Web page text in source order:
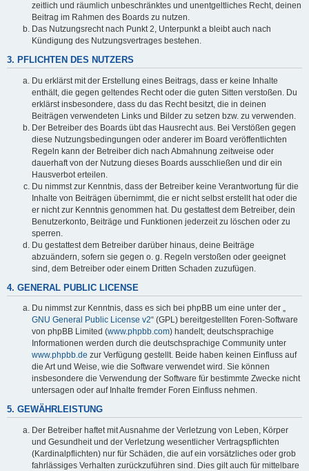
zeitlich und räumlich unbeschränktes und unentgeltliches Recht, deinen
Beitrag im Rahmen des Boards zu nutzen.
Das Nutzungsrecht nach Punkt 2, Unterpunkt a bleibt auch nach
Kündigung des Nutzungsvertrages bestehen.
3. PFLICHTEN DES NUTZERS
Du erklärst mit der Erstellung eines Beitrags, dass er keine Inhalte
enthält, die gegen geltendes Recht oder die guten Sitten verstoßen. Du
erklärst insbesondere, dass du das Recht besitzt, die in deinen
Beiträgen verwendeten Links und Bilder zu setzen bzw. zu verwenden.
Der Betreiber des Boards übt das Hausrecht aus. Bei Verstößen gegen
diese Nutzungsbedingungen oder anderer im Board veröffentlichten
Regeln kann der Betreiber dich nach Abmahnung zeitweise oder
dauerhaft von der Nutzung dieses Boards ausschließen und dir ein
Hausverbot erteilen.
Du nimmst zur Kenntnis, dass der Betreiber keine Verantwortung für die
Inhalte von Beiträgen übernimmt, die er nicht selbst erstellt hat oder die
er nicht zur Kenntnis genommen hat. Du gestattest dem Betreiber, dein
Benutzerkonto, Beiträge und Funktionen jederzeit zu löschen oder zu
sperren.
Du gestattest dem Betreiber darüber hinaus, deine Beiträge
abzuändern, sofern sie gegen o. g. Regeln verstoßen oder geeignet
sind, dem Betreiber oder einem Dritten Schaden zuzufügen.
4. GENERAL PUBLIC LICENSE
Du nimmst zur Kenntnis, dass es sich bei phpBB um eine unter der „
GNU General Public License v2“ (GPL) bereitgestellten Foren-Software
von phpBB Limited (www.phpbb.com) handelt; deutschsprachige
Informationen werden durch die deutschsprachige Community unter
www.phpbb.de zur Verfügung gestellt. Beide haben keinen Einfluss auf
die Art und Weise, wie die Software verwendet wird. Sie können
insbesondere die Verwendung der Software für bestimmte Zwecke nicht
untersagen oder auf Inhalte fremder Foren Einfluss nehmen.
5. GEWÄHRLEISTUNG
Der Betreiber haftet mit Ausnahme der Verletzung von Leben, Körper
und Gesundheit und der Verletzung wesentlicher Vertragspflichten
(Kardinalpflichten) nur für Schäden, die auf ein vorsätzliches oder grob
fahrlässiges Verhalten zurückzuführen sind. Dies gilt auch für mittelbare